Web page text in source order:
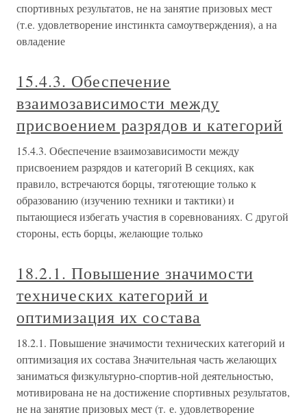
спортивных результатов, не на занятие призовых мест
(т.е. удовлетворение инстинкта самоутверждения), а на
овладение
15.4.3. Обеспечение
взаимозависимости между
присвоением разрядов и категорий
15.4.3. Обеспечение взаимозависимости между
присвоением разрядов и категорий В секциях, как
правило, встречаются борцы, тяготеющие только к
образованию (изучению техники и тактики) и
пытающиеся избегать участия в соревнованиях. С другой
стороны, есть борцы, желающие только
18.2.1. Повышение значимости
технических категорий и
оптимизация их состава
18.2.1. Повышение значимости технических категорий и
оптимизация их состава Значительная часть желающих
заниматься физкультурно-спортив-ной деятельностью,
мотивирована не на достижение спортивных результатов,
не на занятие призовых мест (т. е. удовлетворение